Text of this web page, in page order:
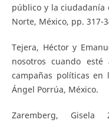
público y la ciudadanía
Norte, México, pp. 317-
Tejera, Héctor y
nosotros cuando
campañas políticas en
Ángel Porrúa, México.
Zaremberg, Gisela